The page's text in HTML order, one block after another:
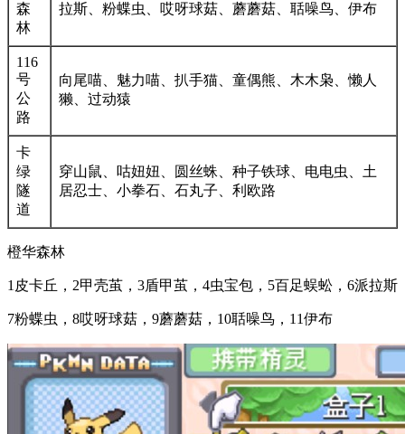
森
林
拉斯、粉蝶虫、哎呀球菇、蘑蘑菇、聒噪鸟、伊布
116
号
公
路
向尾喵、魅力喵、扒手猫、童偶熊、木木枭、懒人
獭、过动猿
卡
绿
隧
道
穿山鼠、咕妞妞、圆丝蛛、种子铁球、电电虫、土
居忍士、小拳石、石丸子、利欧路
橙华森林
1皮卡丘，2甲壳茧，3盾甲茧，4虫宝包，5百足蜈蚣，6派拉斯
7粉蝶虫，8哎呀球菇，9蘑蘑菇，10聒噪鸟，11伊布